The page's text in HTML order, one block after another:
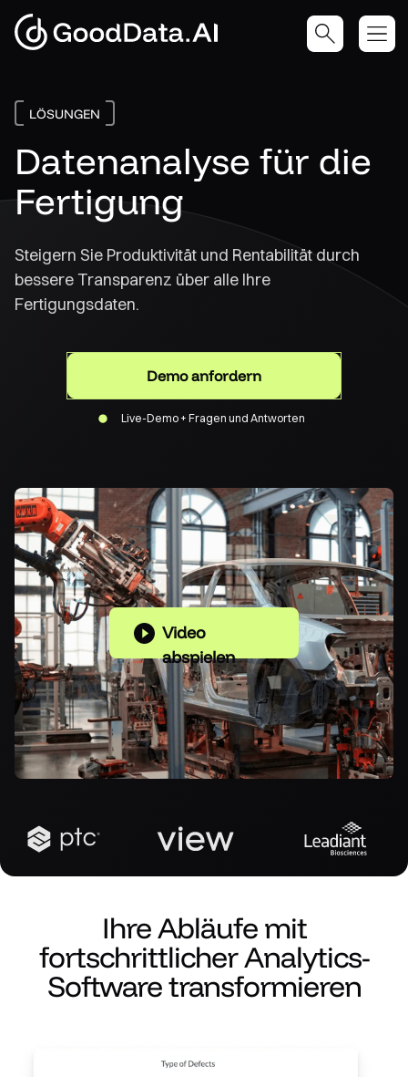
LÖSUNGEN
Datenanalyse für die
Fertigung
Steigern Sie Produktivität und Rentabilität durch
bessere Transparenz über alle Ihre
Fertigungsdaten.
Demo anfordern
Live-Demo + Fragen und Antworten
Ihre Abläufe mit
fortschrittlicher Analytics-
Software transformieren